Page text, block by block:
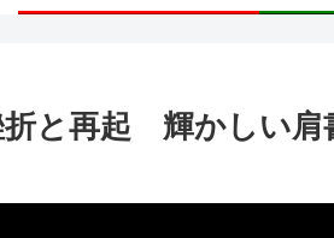
折と再起 輝かしい肩